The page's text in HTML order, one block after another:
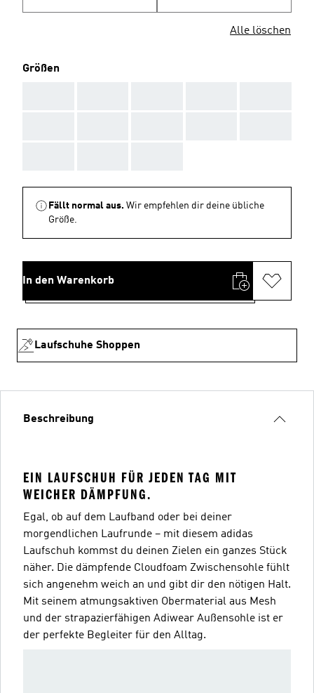
Alle löschen
Größen
Fällt normal aus. Wir empfehlen dir deine übliche
Größe.
In den Warenkorb
Laufschuhe Shoppen
Beschreibung
EIN LAUFSCHUH FÜR JEDEN TAG MIT
WEICHER DÄMPFUNG.
Egal, ob auf dem Laufband oder bei deiner
morgendlichen Laufrunde – mit diesem adidas
Laufschuh kommst du deinen Zielen ein ganzes Stück
näher. Die dämpfende Cloudfoam Zwischensohle fühlt
sich angenehm weich an und gibt dir den nötigen Halt.
Mit seinem atmungsaktiven Obermaterial aus Mesh
und der strapazierfähigen Adiwear Außensohle ist er
der perfekte Begleiter für den Alltag.